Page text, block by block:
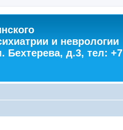
и неврологии
д.3, тел: +7